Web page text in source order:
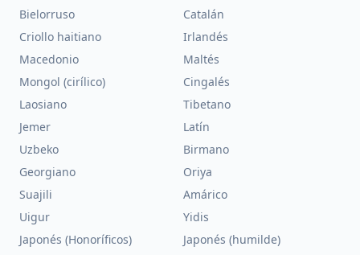
Bielorruso
Catalán
Criollo haitiano
Irlandés
Macedonio
Maltés
Mongol (cirílico)
Cingalés
Laosiano
Tibetano
Jemer
Latín
Uzbeko
Birmano
Georgiano
Oriya
Suajili
Amárico
Uigur
Yidis
Japonés (Honoríficos)
Japonés (humilde)